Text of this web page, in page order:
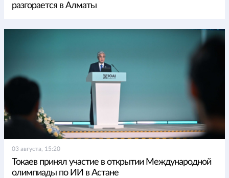
разгорается в Алматы
03 августа, 15:20
Токаев принял участие в открытии Международной
олимпиады по ИИ в Астане